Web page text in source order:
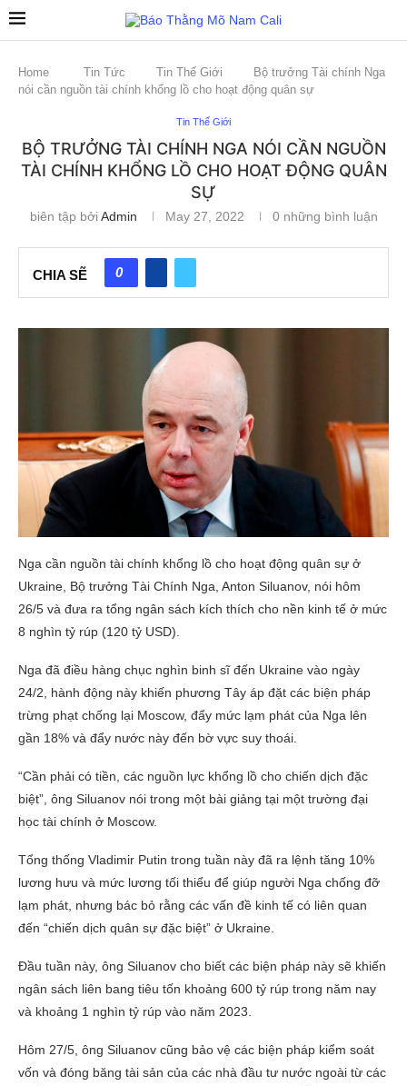
Home Tin Tức Tin Thế Giới
Bộ trưởng Tài chính Nga
nói cần nguồn tài chính khổng lồ cho hoạt động quân sự
Tin Thế Giới
BỘ TRƯỞNG TÀI CHÍNH NGA NÓI CẦN NGUỒN
TÀI CHÍNH KHỔNG LỒ CHO HOẠT ĐỘNG QUÂN
SỰ
biên tập bởi Admin May 27, 2022 0 những bình luận
CHIA SẼ 0
Nga cần nguồn tài chính khổng lồ cho hoạt động quân sự ở
Ukraine, Bộ trưởng Tài Chính Nga, Anton Siluanov, nói hôm
26/5 và đưa ra tổng ngân sách kích thích cho nền kinh tế ở mức
8 nghìn tỷ rúp (120 tỷ USD).
Nga đã điều hàng chục nghìn binh sĩ đến Ukraine vào ngày
24/2, hành động này khiến phương Tây áp đặt các biện pháp
trừng phạt chống lại Moscow, đẩy mức lạm phát của Nga lên
gần 18% và đẩy nước này đến bờ vực suy thoái.
“Cần phải có tiền, các nguồn lực khổng lồ cho chiến dịch đặc
biệt”, ông Siluanov nói trong một bài giảng tại một trường đại
học tài chính ở Moscow.
Tổng thống Vladimir Putin trong tuần này đã ra lệnh tăng 10%
lương hưu và mức lương tối thiểu để giúp người Nga chống đỡ
lạm phát, nhưng bác bỏ rằng các vấn đề kinh tế có liên quan
đến “chiến dịch quân sự đặc biệt” ở Ukraine.
Đầu tuần này, ông Siluanov cho biết các biện pháp này sẽ khiến
ngân sách liên bang tiêu tốn khoảng 600 tỷ rúp trong năm nay
và khoảng 1 nghìn tỷ rúp vào năm 2023.
Hôm 27/5, ông Siluanov cũng bảo vệ các biện pháp kiểm soát
vốn và đóng băng tài sản của các nhà đầu tư nước ngoài từ các